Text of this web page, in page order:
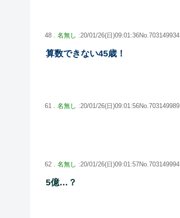
48 . 名無し :20/01/26(日)09:01:36No.703149934
算数できない45歳！
61 . 名無し :20/01/26(日)09:01:56No.703149989
62 . 名無し :20/01/26(日)09:01:57No.703149994
5億…？